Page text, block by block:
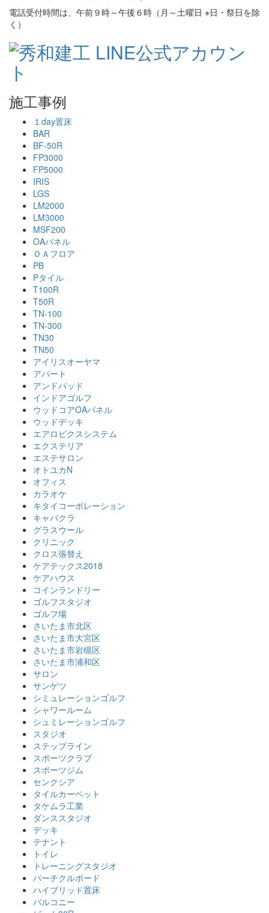
電話受付時間は、午前９時～午後６時（月～土曜日 ※日・祭日を除
く）
施工事例
１day置床
BAR
BF-50R
FP3000
FP5000
IRIS
LGS
LM2000
LM3000
MSF200
OAパネル
ＯＡフロア
PB
Pタイル
T100R
T50R
TN-100
TN-300
TN30
TN50
アイリスオーヤマ
アパート
アンドパッド
インドアゴルフ
ウッドコアOAパネル
ウッドデッキ
エアロビクスシステム
エクステリア
エステサロン
オトユカN
オフィス
カラオケ
キタイコーポレーション
キャバクラ
グラスウール
クリニック
クロス張替え
ケアテックス2018
ケアハウス
コインランドリー
ゴルフスタジオ
ゴルフ場
さいたま市北区
さいたま市大宮区
さいたま市岩槻区
さいたま市浦和区
サロン
サンゲツ
シミュレーションゴルフ
シャワールーム
シュミレーションゴルフ
スタジオ
ステップライン
スポーツクラブ
スポーツジム
センクシア
タイルカーペット
タケムラ工業
ダンススタジオ
デッキ
テナント
トイレ
トレーニングスタジオ
パーチクルボード
ハイブリッド置床
バルコニー